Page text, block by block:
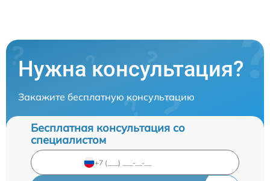
Нужна консультация?
Закажите бесплатную консультацию
Бесплатная консультация со
специалистом